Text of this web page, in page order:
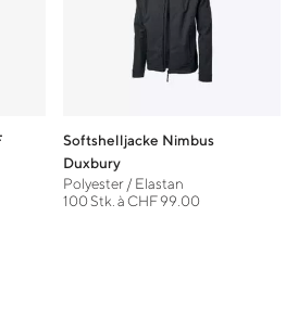
Softshelljacke Nimbus
Duxbury
Polyester / Elastan
100 Stk. à CHF 99.00